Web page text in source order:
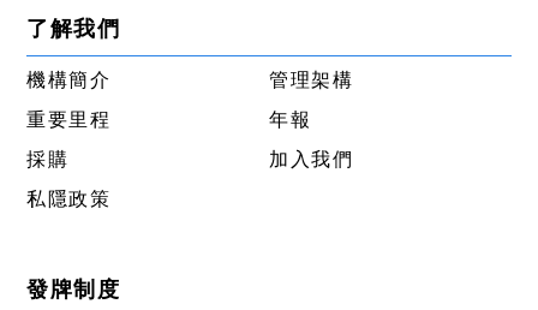
了解我們
機構簡介
管理架構
重要里程
年報
採購
加入我們
私隱政策
發牌制度